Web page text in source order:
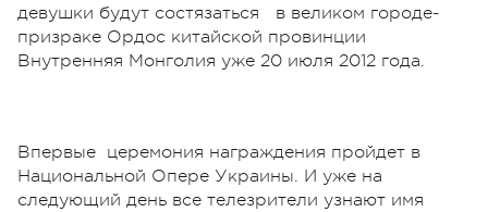
девушки будут состязаться в великом городе-
призраке Ордос китайской провинции
Внутренняя Монголия уже 20 июля 2012 года.
Впервые церемония награждения пройдет в
Национальной Опере Украины. И уже на
следующий день все телезрители узнают имя